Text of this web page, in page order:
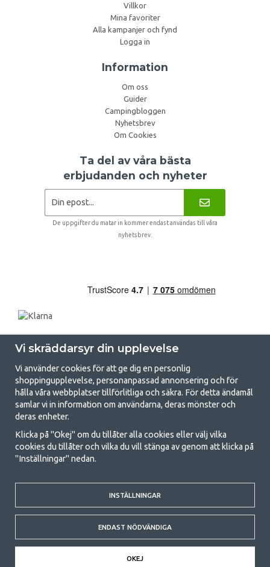
Villkor
Mina favoriter
Alla kampanjer och fynd
Logga in
Information
Om oss
Guider
Campingbloggen
Nyhetsbrev
Om Cookies
Ta del av våra bästa
erbjudanden och nyheter
De uppgifter du matar in kommer endast användas till våra
nyhetsbrev.
GetCamping.se - Din butik för camping
och uteliv
Att campa kan antingen vara en livsstil eller ett sätt att samla familjen
för ett gemensamt äventyr. Oavsett vilken kategori du tillhör hittar du
med att campa så därför erbjuder vi riktigt bra priser på familjetält,
husvagnstält och all annan utrustning för camping och friluftsliv. Vårt
mål är att i varje priskategori erbjuda den bästa campingutrustningen
gällande kvalitet och funktionalitet. Ta gärna kontakt med oss om det
är något du saknar eller vill veta mer om.
© 2020 GetCamping. All rights reserved.
Vi skräddarsyr din upplevelse
Vi använder cookies för att ge dig en personlig
shoppingupplevelse, personanpassad annonsering och för
hålla våra webbplatser tillförlitliga och säkra. För detta ändamål
samlar vi in information om användarna, deras mönster och
deras enheter.
Klicka på "Okej" om du tillåter alla cookies eller välj vilka
cookies du tillåter och vilka du vill stänga av genom att klicka på
"Inställningar" nedan.
INSTÄLLNINGAR
ENDAST NÖDVÄNDIGA
OKEJ